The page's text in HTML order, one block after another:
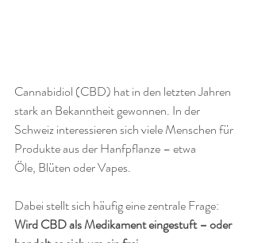
Cannabidiol (CBD) hat in den letzten Jahren
stark an Bekanntheit gewonnen. In der
Schweiz interessieren sich viele Menschen für
Produkte aus der Hanfpflanze – etwa
Öle, Blüten oder Vapes.
Dabei stellt sich häufig eine zentrale Frage:
Wird CBD als Medikament eingestuft – oder